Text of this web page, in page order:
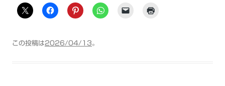
この投稿は2026/04/13。